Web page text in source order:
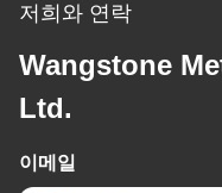
저희와 연락
Wangstone
Ltd.
이메일